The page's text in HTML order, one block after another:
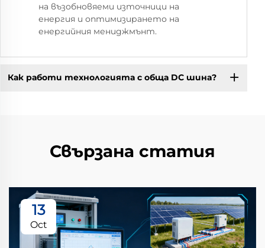
на възобновяеми източници на
енергия и оптимизирането на
енергийния мениджмънт.
Как работи технологията с обща DC шина?
Свързана статия
13
Oct